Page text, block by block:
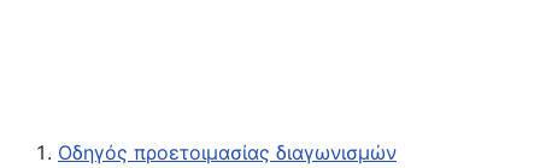
Οδηγός προετοιμασίας διαγωνισμών